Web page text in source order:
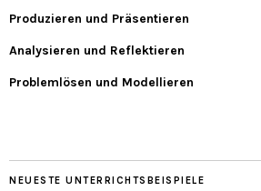
Produzieren und Präsentieren
Analysieren und Reflektieren
Problemlösen und Modellieren
NEUESTE UNTERRICHTSBEISPIELE